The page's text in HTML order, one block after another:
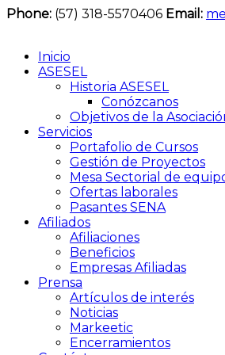
Phone: (57) 318-5570406 Email:
Inicio
ASESEL
Historia ASESEL
Conózcanos
Objetivos de la
Servicios
Portafolio de Cursos
Gestión de Proyectos
Mesa Sectorial de
Ofertas laborales
Pasantes SENA
Afiliados
Afiliaciones
Beneficios
Empresas Afiliadas
Prensa
Artículos de interés
Noticias
Markeetic
Encerramientos